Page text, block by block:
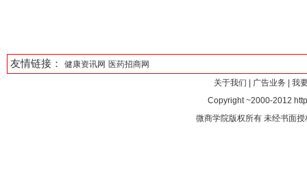
友情链接： 健康资讯网 医药招商网
关于我们
广告业务
我
Copyright ~2000-2012
微商学院版权所有 未经书面